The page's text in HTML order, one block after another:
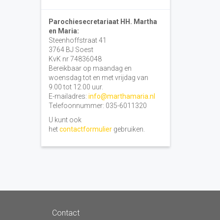
Parochiesecretariaat HH. Martha
en Maria:
Steenhoffstraat 41
3764 BJ Soest
KvK nr 74836048
Bereikbaar op maandag en
woensdag tot en met vrijdag van
9.00 tot 12.00 uur.
E-mailadres: info@marthamaria.nl
Telefoonnummer: 035-6011320
U kunt ook
hetcontactformuliergebruiken.
Contact